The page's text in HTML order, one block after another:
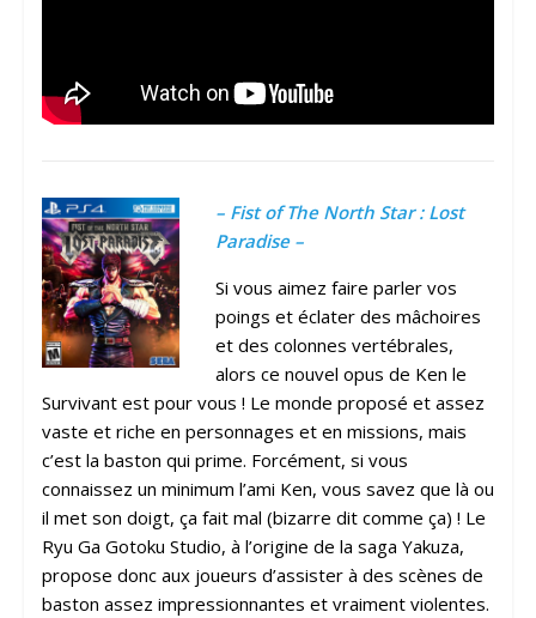
– Fist of The North Star : Lost
Paradise –
Si vous aimez faire parler vos
poings et éclater des mâchoires
et des colonnes vertébrales,
alors ce nouvel opus de Ken le
Survivant est pour vous ! Le monde proposé et assez
vaste et riche en personnages et en missions, mais
c’est la baston qui prime. Forcément, si vous
connaissez un minimum l’ami Ken, vous savez que là ou
il met son doigt, ça fait mal (bizarre dit comme ça) ! Le
Ryu Ga Gotoku Studio, à l’origine de la saga Yakuza,
propose donc aux joueurs d’assister à des scènes de
baston assez impressionnantes et vraiment violentes.